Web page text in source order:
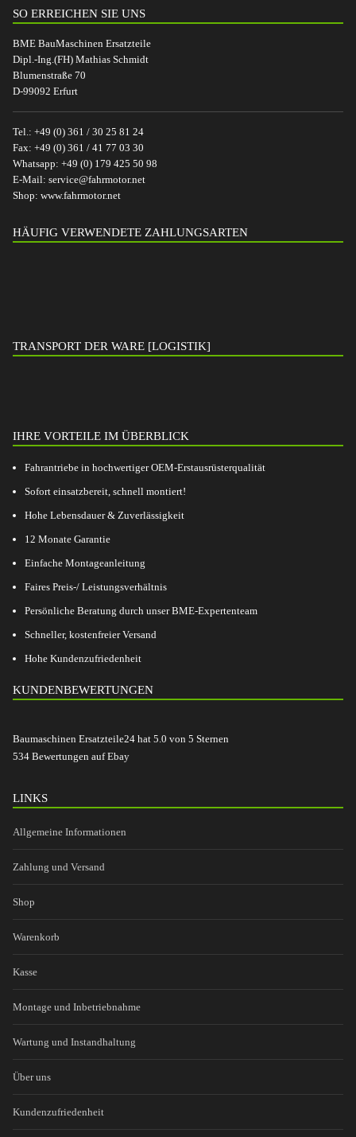
SO ERREICHEN SIE UNS
BME BauMaschinen Ersatzteile
Dipl.-Ing.(FH) Mathias Schmidt
Blumenstraße 70
D-99092 Erfurt
Tel.: +49 (0) 361 / 30 25 81 24
Fax: +49 (0) 361 / 41 77 03 30
Whatsapp: +49 (0) 179 425 50 98
E-Mail: service@fahrmotor.net
Shop: www.fahrmotor.net
HÄUFIG VERWENDETE ZAHLUNGSARTEN
TRANSPORT DER WARE [LOGISTIK]
IHRE VORTEILE IM ÜBERBLICK
Fahrantriebe in hochwertiger OEM-Erstausrüsterqualität
Sofort einsatzbereit, schnell montiert!
Hohe Lebensdauer & Zuverlässigkeit
12 Monate Garantie
Einfache Montageanleitung
Faires Preis-/ Leistungsverhältnis
Persönliche Beratung durch unser BME-Expertenteam
Schneller, kostenfreier Versand
Hohe Kundenzufriedenheit
KUNDENBEWERTUNGEN
Baumaschinen Ersatzteile24 hat 5.0 von 5 Sternen
534 Bewertungen auf Ebay
LINKS
Allgemeine Informationen
Zahlung und Versand
Shop
Warenkorb
Kasse
Montage und Inbetriebnahme
Wartung und Instandhaltung
Über uns
Kundenzufriedenheit